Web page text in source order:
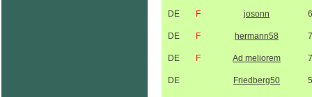
DE F josonn
DE F hermann58
DE F Ad meliorem
DE Friedberg50